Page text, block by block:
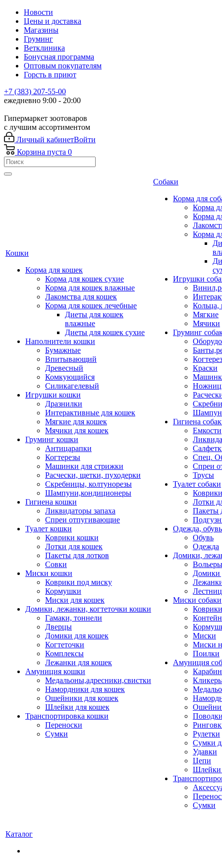
Новости
Цены и доставка
Магазины
Груминг
Ветклиника
Бонусная программа
Оптовым покупателям
Горсть в приют
+7 (383) 207-55-00
ежедневно 9:00 - 20:00
Гипермаркет зоотоваров
с лучшим ассортиментом
Личный кабинетВойти
Корзина пуста 0
Кошки
Корма для кошек
Корма для кошек сухие
Корма для кошек влажные
Лакомства для кошек
Корма для кошек лечебные
Диеты для кошек
влажные
Диеты для кошек сухие
Наполнители кошки
Бумажные
Впитывающий
Древесный
Комкующийся
Силикагелевый
Игрушки кошки
Дразнилки
Интерактивные для кошек
Мягкие для кошек
Мячики для кошек
Груминг кошки
Антицарапки
Когтерезы
Машинки для стрижки
Расчески, щетки, пуходерки
Скребницы, колтунорезы
Шампуни,кондиционеры
Гигиена кошки
Ликвидаторы запаха
Спреи отпугивающие
Туалет кошки
Коврики кошки
Лотки для кошек
Пакеты для лотков
Совки
Миски кошки
Коврики под миску
Кормушки
Миски для кошек
Домики, лежанки, когтеточки кошки
Гамаки, тоннели
Дверцы
Домики для кошек
Когтеточки
Комплексы
Лежанки для кошек
Амуниция кошки
Медальоны,адресники,свистки
Намордники для кошек
Ошейники для кошек
Шлейки для кошек
Транспортировка кошки
Переноски
Сумки
Собаки
Корма для
Корма
Корма
Корма
Игрушки
Кольца,
Мягкие
Мячики
Груминг
Краски
Гигиена
Емкости
Спец.
Спреи
Трусы
Туалет собаки
Коврики
Лотки
Пакеты
Одежда, обувь
Обувь
Одежда
Домики,
Домики
Миски собаки
Миски
Миски
Поилки
Амуниция
Рулетки
Сумки
Удавки
Цепи
Шлейки
Сумки
Каталог